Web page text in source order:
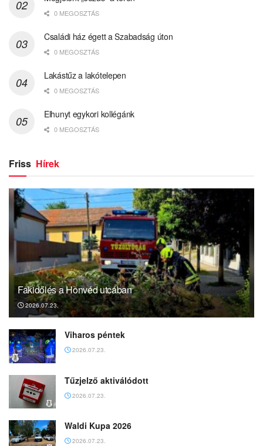
0 MEGOSZTÁS
Családi ház égett a Szabadság úton
0 MEGOSZTÁS
Lakástűz a lakótelepen
0 MEGOSZTÁS
Elhunyt egykori kollégánk
0 MEGOSZTÁS
Friss Hírek
Fakidőlés a Honvéd utcában
2026.07.23.
Viharos péntek
Tűzjelző aktiválódott
Waldi Kupa 2026